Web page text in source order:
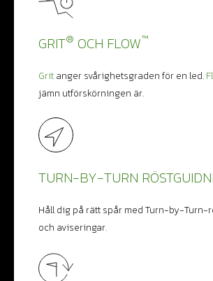
GRIT® OCH FLOW™
Grit anger svårighetsgraden för en led.
jämn utförskörningen är.
TURN-BY-TURN
Håll dig på rätt spår med Turn-by-
och aviseringar.